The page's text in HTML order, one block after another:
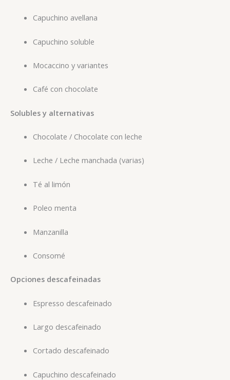
Capuchino avellana
Capuchino soluble
Mocaccino y variantes
Café con chocolate
Solubles y alternativas
Chocolate / Chocolate con leche
Leche / Leche manchada (varias)
Té al limón
Poleo menta
Manzanilla
Consomé
Opciones descafeinadas
Espresso descafeinado
Largo descafeinado
Cortado descafeinado
Capuchino descafeinado